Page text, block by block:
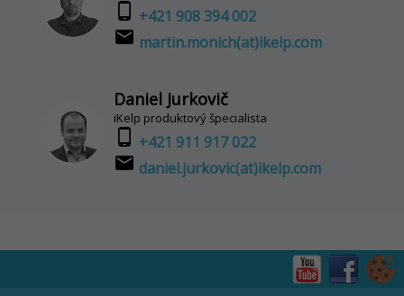
phone_android +421 908 394 002
email martin.monich(at)ikelp.com
Daniel Jurkovič
iKelp produktový špecialista
phone_android +421 911 917 022
email daniel.jurkovic(at)ikelp.com